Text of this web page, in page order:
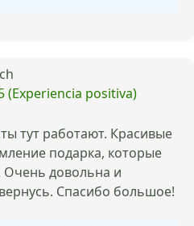
(Experiencia positiva)
тут работают. Красивые
подарка, которые
Очень довольна и
Спасибо большое!